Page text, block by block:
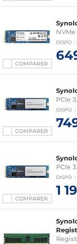
COMPARER
DISPO :
COMPARER
PCIe
DISPO :
COMPARER
PCIe
DISPO :
1